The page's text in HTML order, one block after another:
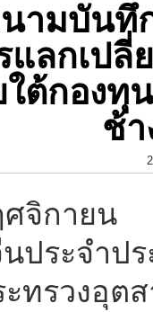
ามบันทึ
แลกเป
ใต้กอง
ช้า
กายน
ประจำป
รวงอุตส